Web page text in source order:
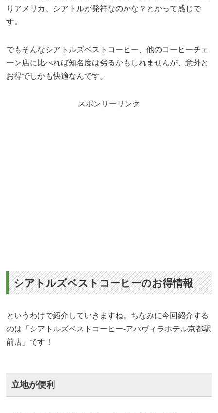
りアメリカ、シアトルが発祥なのかな？とかって感じで
す。
でもそんなシアトルズベストコーヒー、他のコーヒーチェ
ーン店に比べれば知名度は劣るかもしれませんが、意外と
お得でしかも快適なんです。
スポンサーリンク
シアトルズベストコーヒーのお得情報
というわけで紹介していきますね。ちなみに今回紹介する
のは「シアトルズベストコーヒー-アパヴィラホテル京都駅
前店」です！
立地が便利